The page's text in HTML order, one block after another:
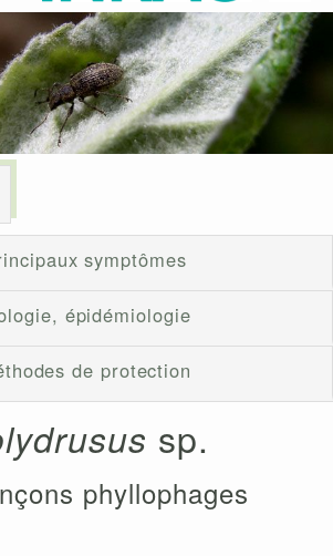
symptômes
épidémiologie
de protection
sp.
phyllophages